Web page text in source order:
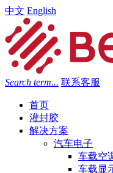
中文 English
Search term... 联系客服
首页
灌封胶
解决方案
汽车电子
车载空
车载显